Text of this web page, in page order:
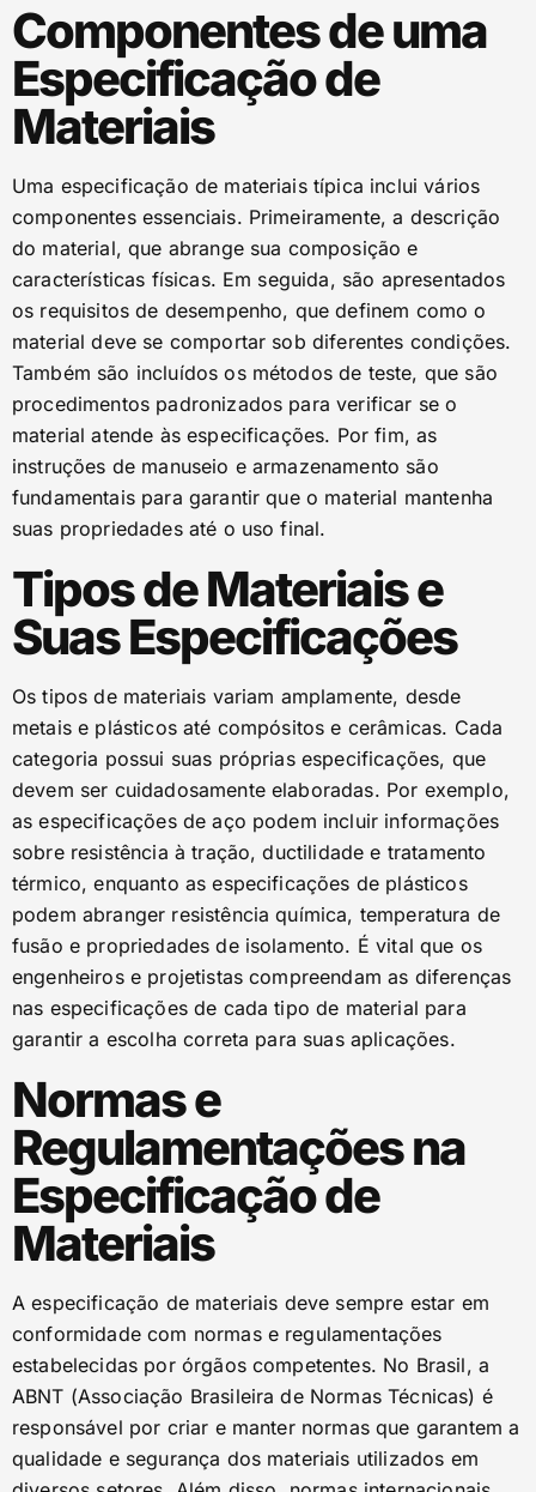
Componentes de uma
Especificação de
Materiais
Uma especificação de materiais típica inclui vários
componentes essenciais. Primeiramente, a descrição
do material, que abrange sua composição e
características físicas. Em seguida, são apresentados
os requisitos de desempenho, que definem como o
material deve se comportar sob diferentes condições.
Também são incluídos os métodos de teste, que são
procedimentos padronizados para verificar se o
material atende às especificações. Por fim, as
instruções de manuseio e armazenamento são
fundamentais para garantir que o material mantenha
suas propriedades até o uso final.
Tipos de Materiais e
Suas Especificações
Os tipos de materiais variam amplamente, desde
metais e plásticos até compósitos e cerâmicas. Cada
categoria possui suas próprias especificações, que
devem ser cuidadosamente elaboradas. Por exemplo,
as especificações de aço podem incluir informações
sobre resistência à tração, ductilidade e tratamento
térmico, enquanto as especificações de plásticos
podem abranger resistência química, temperatura de
fusão e propriedades de isolamento. É vital que os
engenheiros e projetistas compreendam as diferenças
nas especificações de cada tipo de material para
garantir a escolha correta para suas aplicações.
Normas e
Regulamentações na
Especificação de
Materiais
A especificação de materiais deve sempre estar em
conformidade com normas e regulamentações
estabelecidas por órgãos competentes. No Brasil, a
ABNT (Associação Brasileira de Normas Técnicas) é
responsável por criar e manter normas que garantem a
qualidade e segurança dos materiais utilizados em